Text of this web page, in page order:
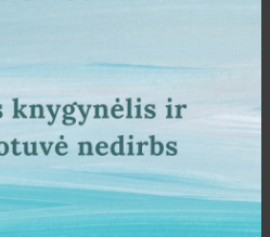
šnabždesiai
PIRKTI
PASIRODYS